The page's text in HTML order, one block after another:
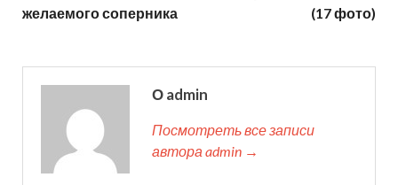
желаемого соперника
(17 фото)
О admin
Посмотреть все записи
автора admin →